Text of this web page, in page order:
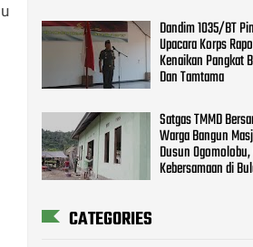
Dandim 1035/BT
Upacara Korps
Kenaikan Pangkat
Dan Tamtama
Satgas TMMD
Warga Bangun
Dusun
Kebersamaan di
CATEGORIES